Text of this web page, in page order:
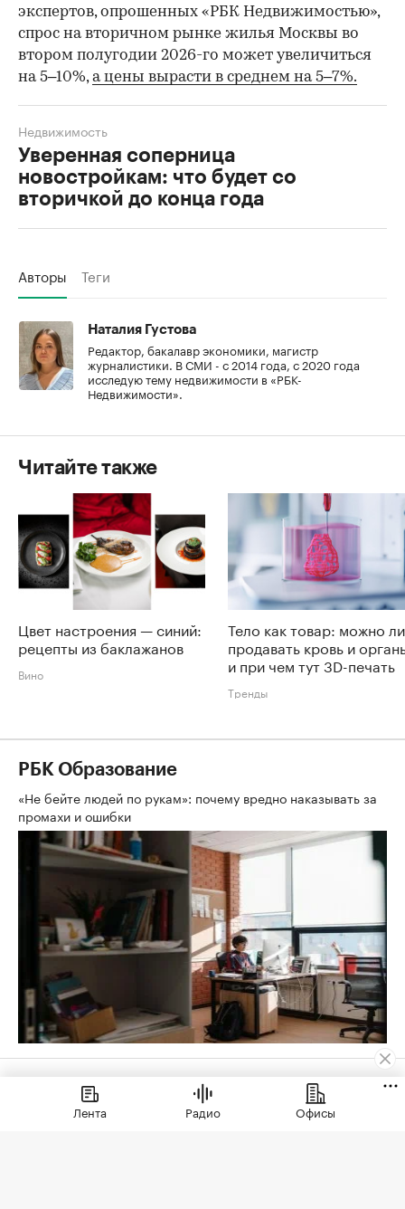
экспертов, опрошенных «РБК Недвижимостью»,
спрос на вторичном рынке жилья Москвы во
втором полугодии 2026-го может увеличиться
на 5–10%,а цены вырасти в среднем на 5–7%.
Уверенная соперница
новостройкам: что будет со
вторичкой до конца года
Недвижимость
Авторы Теги
Наталия Густова
Редактор, бакалавр экономики, магистр
журналистики. В СМИ - с 2014 года, с 2020 года
исследую тему недвижимости в «РБК-
Недвижимости».
Читайте также
Цвет настроения — синий:
рецепты из баклажанов
Вино
Тело как товар: можно ли
продавать кровь и
и при чем тут 3D-печать
Тренды
РБК Образование
«Не бейте людей по рукам»: почему вредно наказывать за
промахи и ошибки
06 авг, 15:39 2 890
Лента Радио Офисы